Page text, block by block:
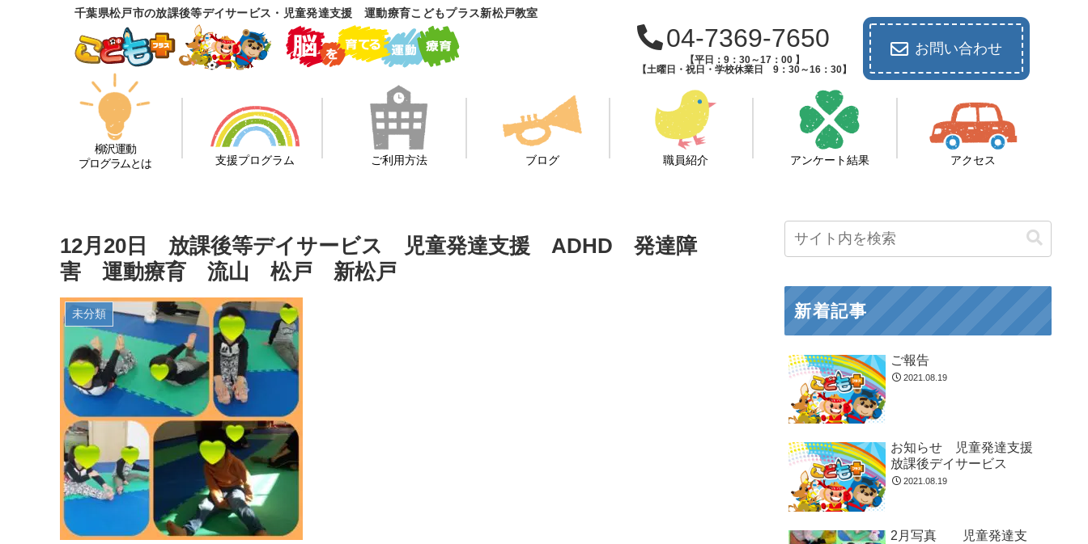
千葉県松戸市の放課後等デイサービス・児童発達支援 運動療育こどもプラス新松戸教室
04-7369-7650
【平日：9：30～17：00 】
【土曜日・祝日・学校休業日 9：30～16：30】
お問い合わせ
柳沢運動
プログラムとは
支援プログラム ご利用方法 ブログ 職員紹介 アンケート結果 アクセス
12月20日 放課後等デイサービス 児童発達支援 ADHD 発達障
害 運動療育 流山 松戸 新松戸
未分類 新着記事
ご報告
2021.08.19
お知らせ 児童発達支援
放課後デイサービス
2021.08.19
2月写真 児童発達支